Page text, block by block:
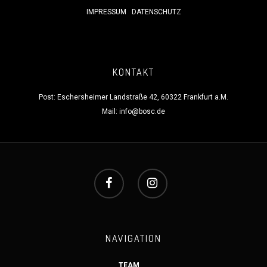
IMPRESSUM DATENSCHUTZ
KONTAKT
Post: Eschersheimer Landstraße 42, 60322 Frankfurt a.M.
Mail: info@bosc.de
NAVIGATION
TEAM